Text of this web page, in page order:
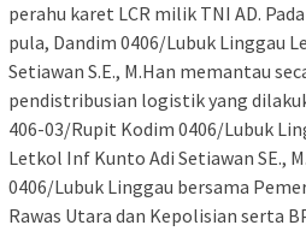
perahu karet LCR milik TNI AD.
pula, Dandim 0406/Lubuk Linggau
Setiawan S.E., M.Han memantau
pendistribusian logistik yang
406-03/Rupit Kodim 0406/Lubuk
Letkol Inf Kunto Adi Setiawan SE.,
0406/Lubuk Linggau bersama
Rawas Utara dan Kepolisian serta